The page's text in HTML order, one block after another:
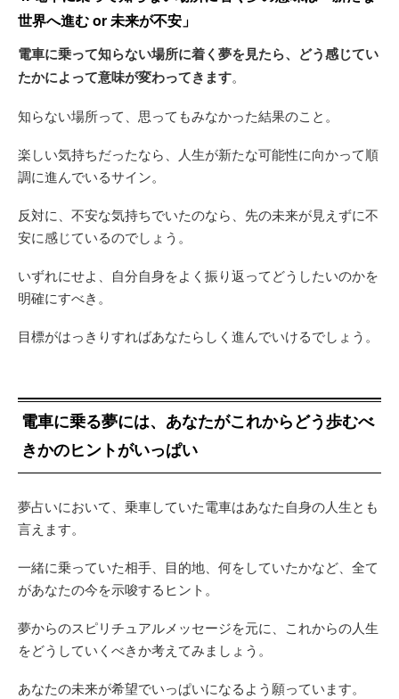
世界へ進む or 未来が不安」
電車に乗って知らない場所に着く夢を見たら、どう感じてい
たかによって意味が変わってきます。
知らない場所って、思ってもみなかった結果のこと。
楽しい気持ちだったなら、人生が新たな可能性に向かって順
調に進んでいるサイン。
反対に、不安な気持ちでいたのなら、先の未来が見えずに不
安に感じているのでしょう。
いずれにせよ、自分自身をよく振り返ってどうしたいのかを
明確にすべき。
目標がはっきりすればあなたらしく進んでいけるでしょう。
電車に乗る夢には、あなたがこれからどう歩むべ
きかのヒントがいっぱい
夢占いにおいて、乗車していた電車はあなた自身の人生とも
言えます。
一緒に乗っていた相手、目的地、何をしていたかなど、全て
があなたの今を示唆するヒント。
夢からのスピリチュアルメッセージを元に、これからの人生
をどうしていくべきか考えてみましょう。
あなたの未来が希望でいっぱいになるよう願っています。